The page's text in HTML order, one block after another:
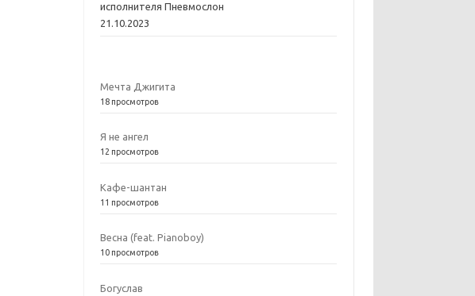
исполнителя Пневмослон
21.10.2023
Мечта Джигита
18 просмотров
Я не ангел
12 просмотров
Кафе-шантан
11 просмотров
Весна (feat. Pianoboy)
10 просмотров
Богуслав